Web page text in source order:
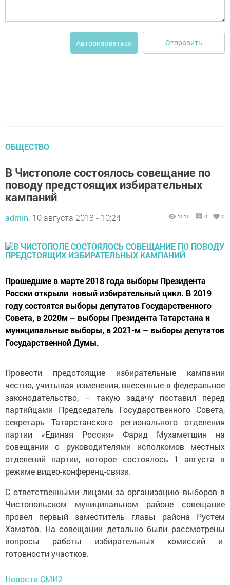
Авторизоваться Отправить
ОБЩЕСТВО
В Чистополе состоялось совещание по
поводу предстоящих избирательных
кампаний
admin, 10 августа 2018 - 10:24 1515 0 0
Прошедшие в марте 2018 года выборы Президента
России открыли новый избирательный цикл. В 2019
году состоятся выборы депутатов Государственного
Совета, в 2020­м – выборы Президента Татарстана и
муниципальные выборы, в 2021­-м – выборы депутатов
Государственной Думы.
Провести предстоящие избирательные кампании
честно, учитывая изменения, внесенные в федеральное
законодательство, – такую задачу поставил перед
партийцами Председатель Государственного Совета,
секретарь Татарстанского регионального отделения
партии «Единая Россия» Фарид Мухаметшин на
совещании с руководителями исполкомов местных
отделений партии, которое состоялось 1 августа в
режиме видео-конференц­-связи.
С ответственными лицами за организацию выборов в
Чистопольском муниципальном районе совещание
провел первый заместитель главы района Рустем
Хаматов. На совещании детально были рассмотрены
вопросы работы избирательных комиссий и
готовности участков.
Новости СМИ2